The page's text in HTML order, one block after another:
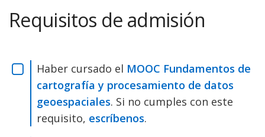
Requisitos de admisión
Haber cursado el MOOC Fundamentos de
cartografía y procesamiento de datos
geoespaciales. Si no cumples con este
requisito, escríbenos.